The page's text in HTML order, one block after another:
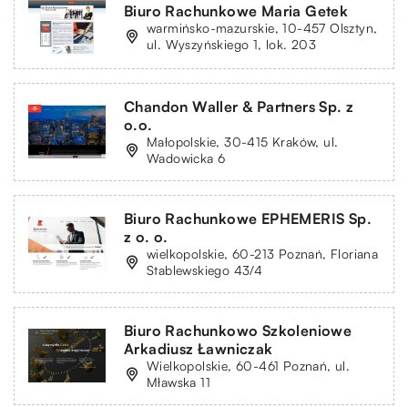
Biuro Rachunkowe Maria Getek
warmińsko-mazurskie, 10-457 Olsztyn,
ul. Wyszyńskiego 1, lok. 203
Chandon Waller & Partners Sp. z
o.o.
Małopolskie, 30-415 Kraków, ul.
Wadowicka 6
Biuro Rachunkowe EPHEMERIS Sp.
z o. o.
wielkopolskie, 60-213 Poznań, Floriana
Stablewskiego 43/4
Biuro Rachunkowo Szkoleniowe
Arkadiusz Ławniczak
Wielkopolskie, 60-461 Poznań, ul.
Mławska 11